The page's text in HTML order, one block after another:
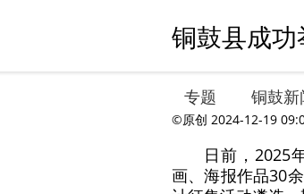
铜鼓县成
专题 铜鼓新
©原创 2024-12-19
日前，2025
画、海报作品30